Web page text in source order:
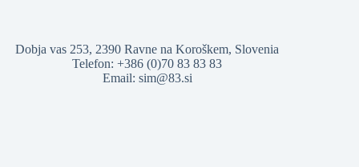
Dobja vas 253, 2390 Ravne na Koroškem, Slovenia
Telefon: +386 (0)70 83 83 83
Email: sim@83.si